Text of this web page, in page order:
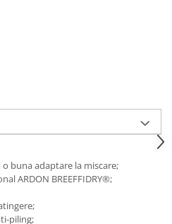
buna adaptare la miscare;
ARDON BREEFFIDRY®;
piling;